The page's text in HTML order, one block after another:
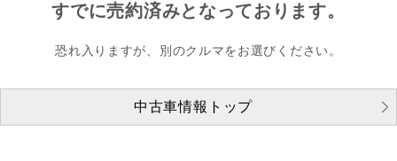
すでに売約済みとなっております。
恐れ入りますが、別のクルマをお選びください。
中古車情報トップ